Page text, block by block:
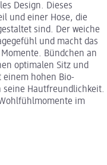
Design. Dieses
und einer Hose, die
sind. Der weiche
und macht das
Bündchen an
optimalen Sitz und
hohen Bio-
seine Hautfreundlichkeit.
im